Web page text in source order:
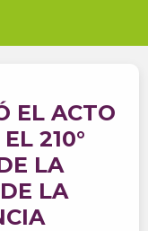
EL ACTO
210°
LA
LA